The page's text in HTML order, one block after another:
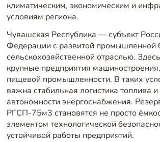
климатическим, экономическим и
условиям региона.
Чувашская Республика — субъект
Федерации с развитой промышленной
сельскохозяйственной отраслью.
крупные предприятия
пищевой промышленности. В таких
важна стабильная логистика топлива
автономности энергоснабжения.
РГСП-75м3 становятся не просто
элементом технологической
устойчивой работы предприятий.